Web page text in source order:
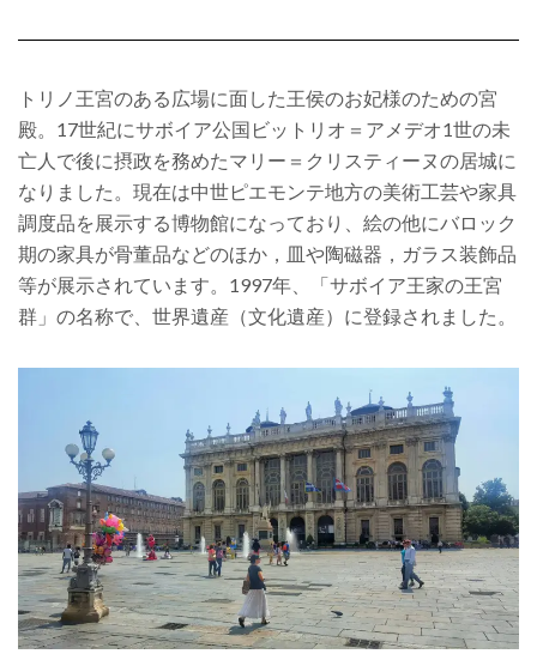
トリノ王宮のある広場に面した王侯のお妃様のための宮
殿。 17世紀にサボイア公国ビットリオ＝アメデオ1世の未
亡人で後に摂政を務めたマリー＝クリスティーヌの居城に
なりました。現在は中世ピエモンテ地方の美術工芸や家具
調度品を展示する博物館になっており、 絵の他にバロック
期の家具が骨董品などのほか，皿や陶磁器，ガラス装飾品
等が展示されています。 1997年、「サボイア王家の王宮
群」の名称で、世界遺産（文化遺産）に登録されました。